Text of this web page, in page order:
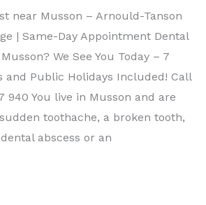
near Musson – Arnould-Tanson
| Same-Day Appointment Dental
We See You Today – 7
and Public Holidays Included! Call
940 You live in Musson and are
toothache, a broken tooth,
abscess or an